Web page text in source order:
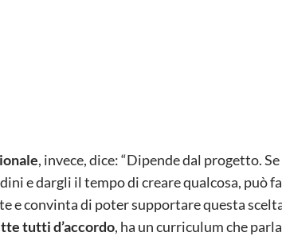
, invece, dice: “Dipende dal progetto.
e dargli il tempo di creare qualcosa, può
e convinta di poter supportare questa
tutti d’accordo, ha un curriculum che